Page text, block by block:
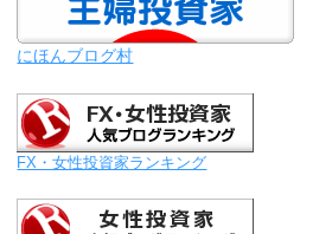
にほんブログ村
FX・女性投資家ランキング